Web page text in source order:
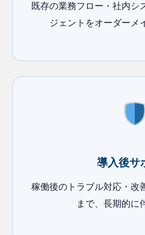
既存の業務フロー・社内シ
ジェントをオーダーメ
導入後サ
稼働後のトラブル対応・改
まで、長期的に